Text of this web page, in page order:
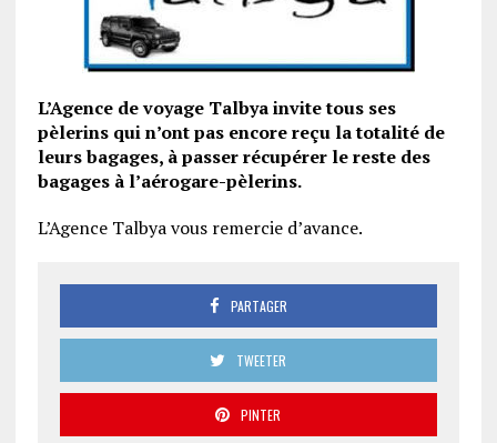
L’Agence de voyage Talbya invite tous ses
pèlerins qui n’ont pas encore reçu la totalité de
leurs bagages, à passer récupérer le reste des
bagages à l’aérogare-pèlerins.
L’Agence Talbya vous remercie d’avance.
PARTAGER
TWEETER
PINTER